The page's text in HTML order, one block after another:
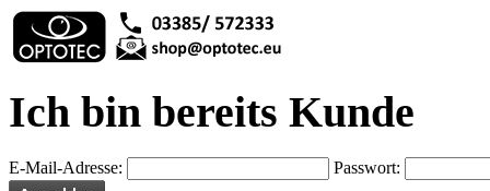
Ich bin bereits Kunde
E-Mail-Adresse: Passwort: